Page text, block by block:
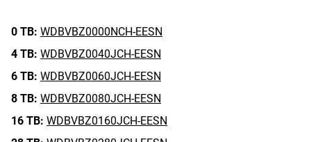
0 TB: WDBVBZ0000NCH-EESN
4 TB: WDBVBZ0040JCH-EESN
6 TB: WDBVBZ0060JCH-EESN
8 TB: WDBVBZ0080JCH-EESN
16 TB: WDBVBZ0160JCH-EESN